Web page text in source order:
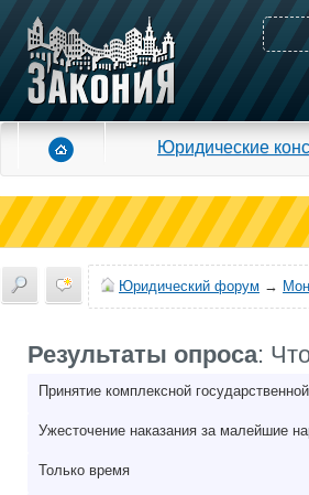
Юридические
Юридический форум →
Результаты опроса:
Принятие комплексной
Ужесточение наказания за малейшие
Только время